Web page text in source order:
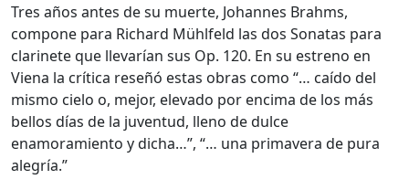
Tres años antes de su muerte, Johannes Brahms,
compone para Richard Mühlfeld las dos Sonatas para
clarinete que llevarían sus Op. 120. En su estreno en
Viena la crítica reseñó estas obras como “… caído del
mismo cielo o, mejor, elevado por encima de los más
bellos días de la juventud, lleno de dulce
enamoramiento y dicha…”, “… una primavera de pura
alegría.”